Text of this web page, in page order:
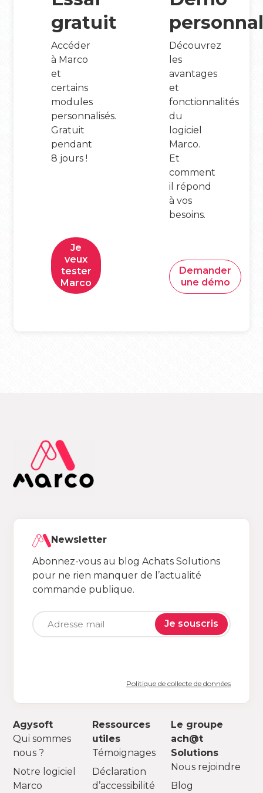
gratuit
Accéder
à Marco
et
certains
modules
personnalisés.
Gratuit
pendant
8 jours !
Je
veux
tester
Marco
Découvrez
les
avantages
et
fonctionnalités
du
logiciel
Marco.
Et
comment
il répond
à vos
besoins.
Demander
une démo
Agysoft
Qui sommes
nous ?
Notre logiciel
Marco
Ressources
utiles
Témoignages
Déclaration
d’accessibilité
Le groupe
ach@t
Solutions
Nous rejoindre
Blog
Newsletter
Abonnez-vous au blog Achats Solutions
pour ne rien manquer de l’actualité
commande publique.
Je souscris
Politique de collecte de données